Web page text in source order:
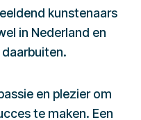
kunstenaars
in Nederland en
en plezier om
te maken. Een